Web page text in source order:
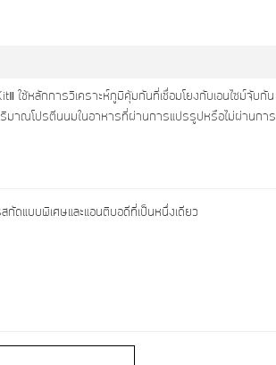
ใช้หลักการวิเคราะห์ภูมิคุ้มกันที่เชื่อมโยงกับเอนไซม์จับกัน
มาณโปรตีนนมในอาหารที่ผ่านการแปรรูปหรือไม่ผ่านการ
ดแบบพิเศษและแอนติบอดีที่เป็นหนึ่งเดียว